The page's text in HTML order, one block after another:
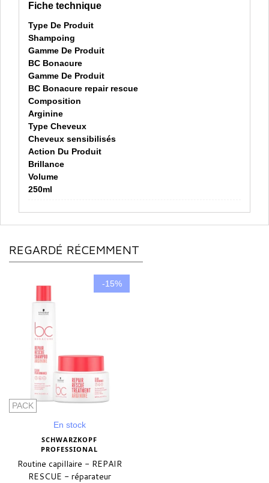
Fiche technique
Type De Produit
Shampoing
Gamme De Produit
BC Bonacure
Gamme De Produit
BC Bonacure repair rescue
Composition
Arginine
Type Cheveux
Cheveux sensibilisés
Action Du Produit
Brillance
Volume
250ml
REGARDÉ RÉCEMMENT
PACK
-15%
En stock
SCHWARZKOPF
PROFESSIONAL
Routine capillaire - REPAIR
RESCUE - réparateur